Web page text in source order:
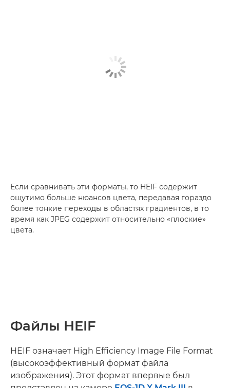
Если сравнивать эти форматы, то HEIF содержит
ощутимо больше нюансов цвета, передавая гораздо
более тонкие переходы в областях градиентов, в то
время как JPEG содержит относительно «плоские»
цвета.
Файлы HEIF
HEIF означает High Efficiency Image File Format
(высокоэффективный формат файла
изображения). Этот формат впервые был